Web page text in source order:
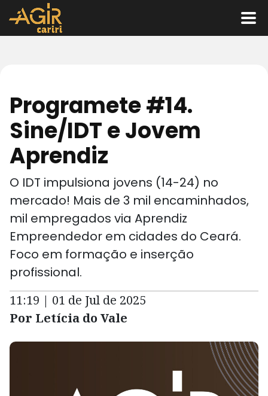
Programete #14.
Sine/IDT e Jovem
Aprendiz
O IDT impulsiona jovens (14-24) no
mercado! Mais de 3 mil encaminhados,
mil empregados via Aprendiz
Empreendedor em cidades do Ceará.
Foco em formação e inserção
profissional.
11:19 | 01 de Jul de 2025
Por Letícia do Vale